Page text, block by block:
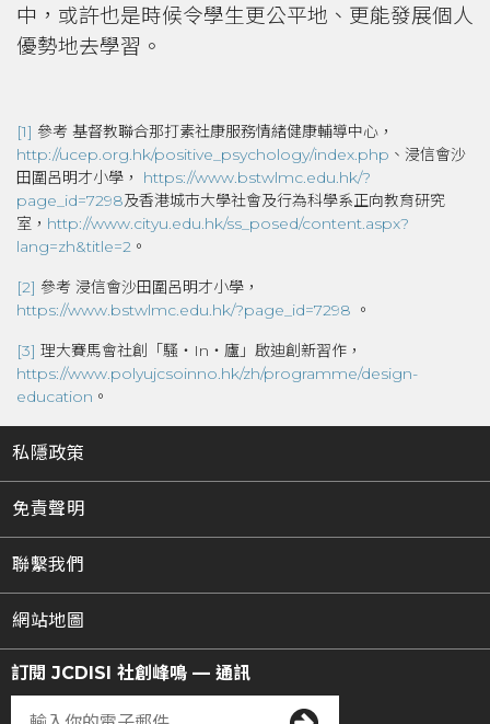
中，或許也是時候令學生更公平地、更能發展個人
優勢地去學習。
[1] 參考 基督教聯合那打素社康服務情緒健康輔導中心，
http://ucep.org.hk/positive_psychology/index.php 、浸信會沙
田圍呂明才小學， https://www.bstwlmc.edu.hk/?
page_id=7298及香港城巿大學社會及行為科學系正向教育研究
室， http://www.cityu.edu.hk/ss_posed/content.aspx?
lang=zh&title=2 。
[2] 參考 浸信會沙田圍呂明才小學，
https://www.bstwlmc.edu.hk/?page_id=7298 。
[3] 理大賽馬會社創「騷‧In‧廬」啟迪創新習作，
https://www.polyujcsoinno.hk/zh/programme/design-
education 。
私隱政策
免責聲明
聯繫我們
網站地圖
訂閱 JCDISI 社創峰鳴 — 通訊